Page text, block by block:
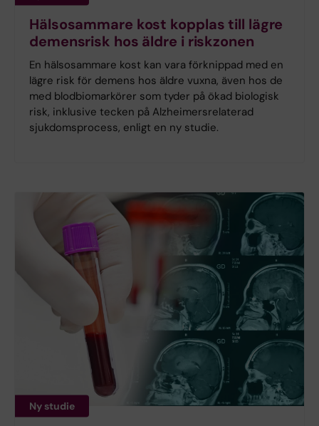
Hälsosammare kost kopplas till lägre
demensrisk hos äldre i riskzonen
En hälsosammare kost kan vara förknippad med en
lägre risk för demens hos äldre vuxna, även hos de
med blodbiomarkörer som tyder på ökad biologisk
risk, inklusive tecken på Alzheimersrelaterad
sjukdomsprocess, enligt en ny studie.
Ny studie